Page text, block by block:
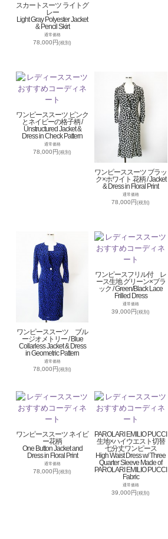
スカートスーツ ライトグ
レー
Light Gray Polyester Jacket
& Pencil Skirt
通常価格
78,000円(税別)
ワンピーススーツ ピンク
とネイビーの格子柄 /
Unstructured Jacket &
Dress in Check Pattern
通常価格
78,000円(税別)
ワンピーススーツ ブラッ
ク×ホワイト 花柄 / Jacket
& Dress in Floral Print
通常価格
78,000円(税別)
ワンピーススーツ ブル
ージオメトリー / Blue
Collarless Jacket & Dress
in Geometric Pattern
通常価格
78,000円(税別)
ワンピースフリル付 レ
ース生地 グリーン×ブラ
ック / Green/Black Lace
Frilled Dress
通常価格
39,000円(税別)
ワンピーススーツ ネイビ
ー花柄
One Button Jacket and
Dress in Floral Print
通常価格
78,000円(税別)
PAROLARI EMILIO PUCCI
生地×ハイウエスト切替
七分丈ワンピース
High Waist Dress w/ Three
Quarter Sleeve Made of
PAROLARI EMILIO PUCCI
Fabric
通常価格
39,000円(税別)